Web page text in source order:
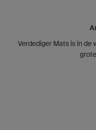
Verdediger Mats is in de